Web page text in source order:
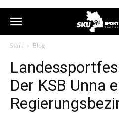
Start Blog
Der KSB Unna